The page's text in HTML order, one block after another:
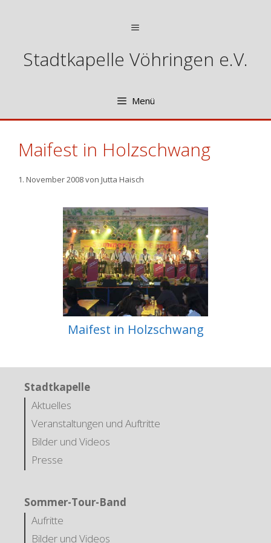
Stadtkapelle Vöhringen e.V.
Menü
Maifest in Holzschwang
1. November 2008von Jutta Haisch
Maifest in Holzschwang
Stadtkapelle
Aktuelles
Veranstaltungen und Auftritte
Bilder und Videos
Presse
Sommer-Tour-Band
Aufritte
Bilder und Videos